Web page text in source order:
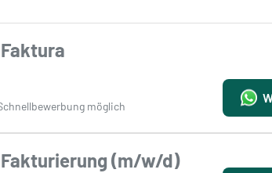
möglich
(m/w/d)